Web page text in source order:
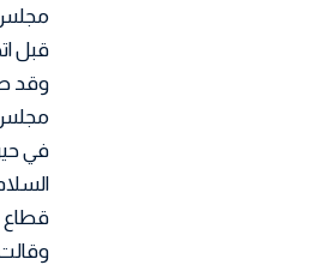
مجلس
قبل
وقد
مجلس
في
قطاع